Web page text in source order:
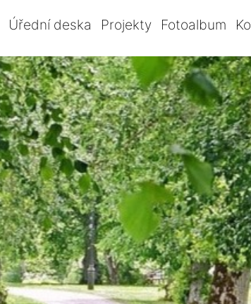
Úřední deska Projekty Fotoalbum